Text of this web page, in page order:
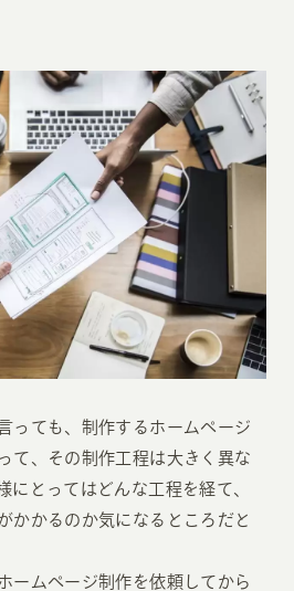
っても、制作するホームページ
て、その制作工程は大きく異な
にとってはどんな工程を経て、
かかるのか気になるところだと
ームページ制作を依頼してから